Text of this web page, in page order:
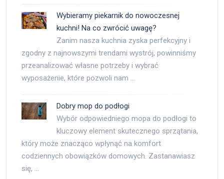
Wybieramy piekarnik do nowoczesnej
kuchni! Na co zwrócić uwagę?
Zanim nasza kuchnia zyska perfekcyjny i
zgodny z najnowszymi trendami wystrój, powinniśmy
przeanalizować własne potrzeby i wybrać
wyposażenie, które pozwoli nam …
Dobry mop do podłogi
Wybór odpowiedniego mopa do podłogi to
kluczowy element skutecznego sprzątania,
który może znacząco wpłynąć na komfort
codziennych obowiązków domowych. Zastanawiasz
się, …